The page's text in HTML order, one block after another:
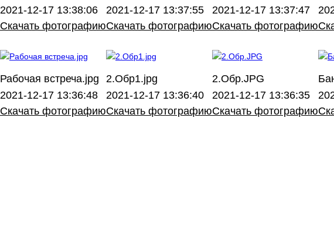
2021-12-17 13:38:06
Скачать фотографию
2021-12-17 13:37:55
Скачать фотографию
2021-12-17 13:37:47
Скачать фотографию
Рабочая встреча.jpg
2021-12-17 13:36:48
Скачать фотографию
2.Обр1.jpg
2021-12-17 13:36:40
Скачать фотографию
2.Обр.JPG
2021-12-17 13:36:35
Скачать фотографию